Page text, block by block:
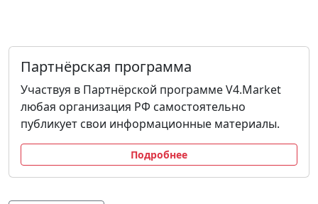
Партнёрская программа
Участвуя в Партнёрской программе V4.Market
любая организация РФ самостоятельно
публикует свои информационные материалы.
Подробнее